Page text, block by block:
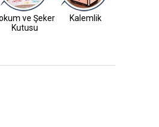
ve Şeker
Kutusu
Kalemlik